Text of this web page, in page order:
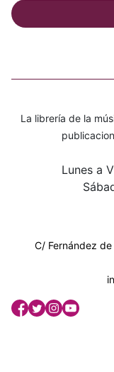
La librería de la
Lunes a
C/ Fernández